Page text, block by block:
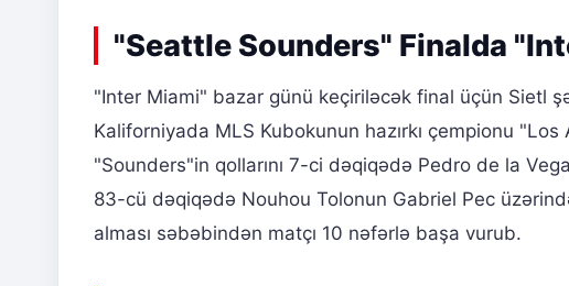
"Seattle Sounders" Finalda
"Inter Miami" bazar günü keçiriləcək final üçün Sietl
Kaliforniyada MLS Kubokunun hazırkı çempionu
"Sounders"in qollarını 7-ci dəqiqədə Pedro de la
83-cü dəqiqədə Nouhou Tolonun Gabriel Pec
alması səbəbindən matçı 10 nəfərlə başa vurub.